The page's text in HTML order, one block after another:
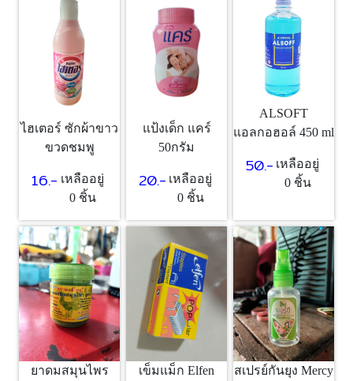
ไฮเตอร์ ซักผ้าขาว
ขวดชมพู
16.- เหลืออยู่
0 ชิ้น
แป้งเด็ก แคร์
50กรัม
20.- เหลืออยู่
0 ชิ้น
ALSOFT
แอลกอฮอล์ 450 ml
50.- เหลืออยู่
0 ชิ้น
ยาดมสมุนไพร
เข็มแม็ก Elfen สเปรย์กันยุง Mercy